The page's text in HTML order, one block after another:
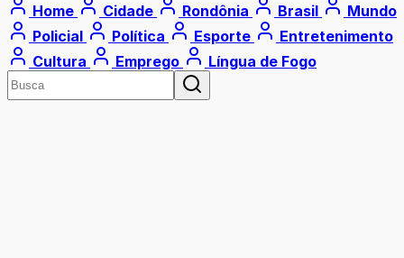
Home Cidade Rondônia Brasil
Mundo
Policial
Política Esporte
Entretenimento
Cultura
Emprego Língua de Fogo